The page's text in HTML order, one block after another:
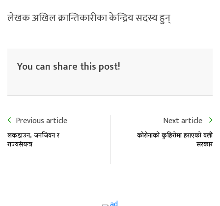
लेखक अखिल क्रान्तिकारीका केन्द्रिय सदस्य हुन्
You can share this post!
Previous article
लकडाउन, जनजिवन र
राज्यसंयन्त्र
Next article
कोरोनाको कुहिरोमा हराएको वली
सरकार